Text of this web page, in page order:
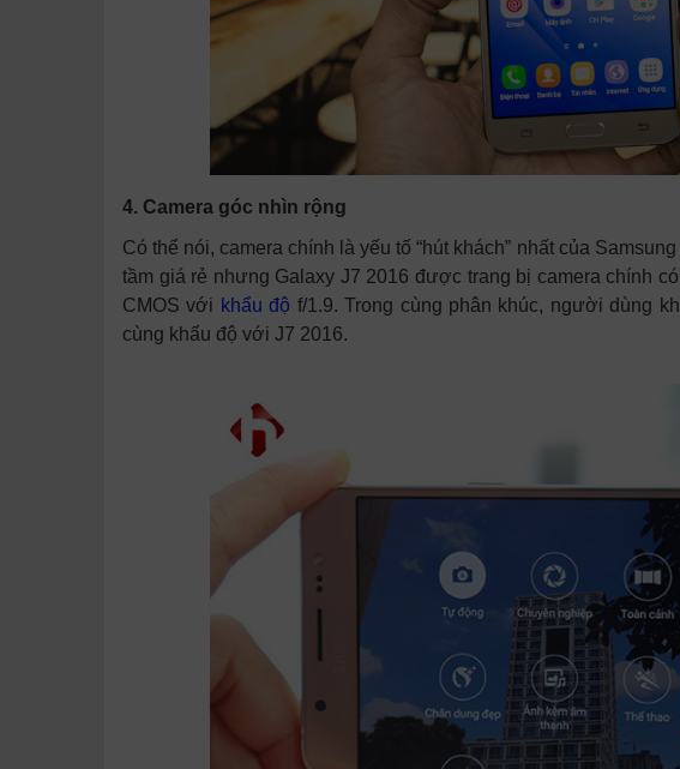
4. Camera góc nhìn rộng
Có thể nói, camera chính là yếu tố “hút khách” nhất của
tầm giá rẻ nhưng Galaxy J7 2016 được trang bị camera chính
CMOS với khẩu độ f/1.9. Trong cùng phân khúc, người dùng
cùng khẩu độ với J7 2016.